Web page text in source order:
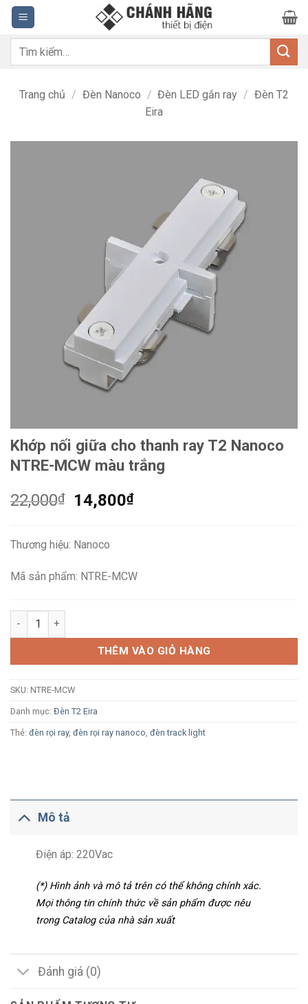
Bỏ
qua
nội
dung
Tìm
Trang chủ / Đèn Nanoco / Đèn LED gắn ray / Đèn T2
Eira
Khớp nối giữa cho thanh ray T2 Nanoco
NTRE-MCW màu trắng
22,000₫
Giá
22,000₫.
14,800₫Giá
Thương hiệu: Nanoco
Mã sản phẩm: NTRE-MCW
Khớp nối giữa cho thanh ray T2 Nanoco NTRE-MCW màu
THÊM VÀO GIỎ HÀNG
SKU: NTRE-MCW
Danh mục: Đèn T2 Eira
Thẻ: đèn rọi ray, đèn rọi ray nanoco đèn track light
Mô tả
Điện áp: 220Vac
(*) Hình ảnh và mô tả trên có thể không chính xác.
Mọi thông tin chính thức về sản phẩm được nêu
trong Catalog của nhà sản xuất
Đánh giá (0)